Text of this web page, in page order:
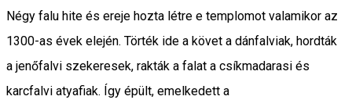
Négy falu hite és ereje hozta létre e templomot valamikor az
1300-as évek elején. Törték ide a követ a dánfalviak, hordták
a jenőfalvi szekeresek, rakták a falat a csíkmadarasi és
karcfalvi atyafiak. Így épült, emelkedett a